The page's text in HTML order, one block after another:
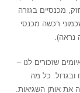
מכנסיים בגזרה
רכשה מכנסי
נראה).
שזכורים לנו –
כל מה
את אותן השגיאות.